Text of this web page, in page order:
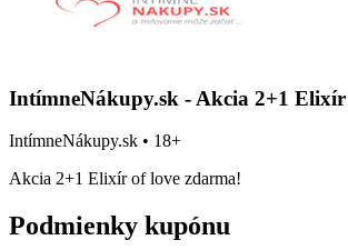
IntímneNákupy.sk - Akcia 2+1
IntímneNákupy.sk • 18+
Akcia 2+1 Elixír of love zdarma!
Podmienky kupónu